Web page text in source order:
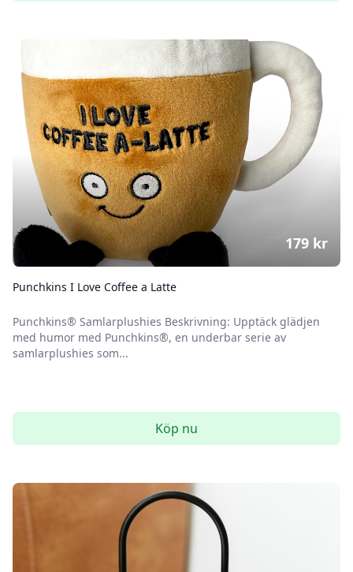
Punchkins I Love Coffee a Latte
Punchkins® Samlarplushies Beskrivning: Upptäck glädjen
med humor med Punchkins®, en underbar serie av
samlarplushies som...
179 kr
Köp nu